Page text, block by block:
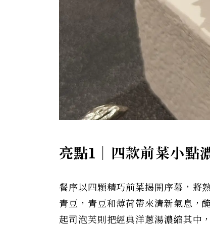
亮點1｜四款前菜小點
餐序以四顆精巧前菜揭開序幕，將
青豆，青豆和薄荷帶來清新氣息，
起司泡芙則把經典洋蔥湯濃縮其中